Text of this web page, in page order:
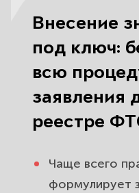
Внесение
под ключ:
всю
заявления
реестре
Чаще всего
формулирует